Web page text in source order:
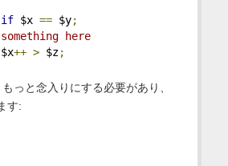
if $x == $y;
here
$x++ > $z;
っと念入りにする必要があり、
す: